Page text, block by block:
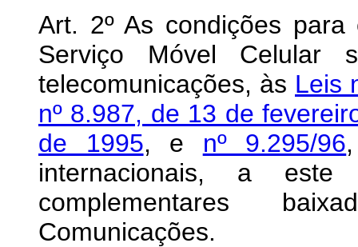
Art. 2º As condições
Serviço Móvel Celular
telecomunicações, às Leis
nº 8.987, de 13 de
de 1995, e nº 9.295/96
internacionais, a
complementares
Comunicações.